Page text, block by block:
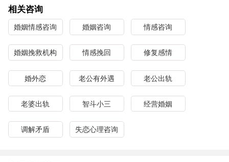
相关咨询
婚姻情感咨询 婚姻咨询 情感咨询
婚姻挽救机构 情感挽回 修复感情
婚外恋 老公有外遇 老公出轨
老婆出轨 智斗小三 经营婚姻
调解矛盾 失恋心理咨询